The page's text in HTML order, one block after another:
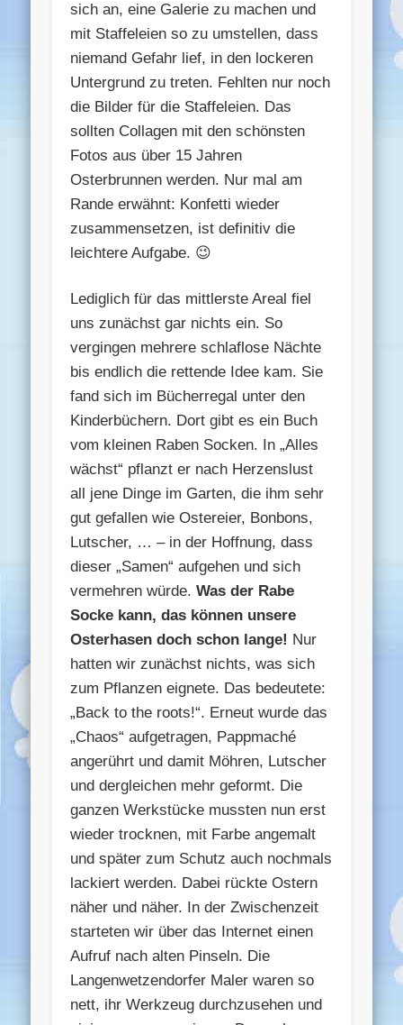
sich an, eine Galerie zu machen und
mit Staffeleien so zu umstellen, dass
niemand Gefahr lief, in den lockeren
Untergrund zu treten. Fehlten nur noch
die Bilder für die Staffeleien. Das
sollten Collagen mit den schönsten
Fotos aus über 15 Jahren
Osterbrunnen werden. Nur mal am
Rande erwähnt: Konfetti wieder
zusammensetzen, ist definitiv die
leichtere Aufgabe. 😉
Lediglich für das mittlerste Areal fiel
uns zunächst gar nichts ein. So
vergingen mehrere schlaflose Nächte
bis endlich die rettende Idee kam. Sie
fand sich im Bücherregal unter den
Kinderbüchern. Dort gibt es ein Buch
vom kleinen Raben Socken. In „Alles
wächst“ pflanzt er nach Herzenslust
all jene Dinge im Garten, die ihm sehr
gut gefallen wie Ostereier, Bonbons,
Lutscher, … – in der Hoffnung, dass
dieser „Samen“ aufgehen und sich
vermehren würde.Was der Rabe
Socke kann, das können unsere
Osterhasen doch schon lange! Nur
hatten wir zunächst nichts, was sich
zum Pflanzen eignete. Das bedeutete:
„Back to the roots!“. Erneut wurde das
„Chaos“ aufgetragen, Pappmaché
angerührt und damit Möhren, Lutscher
und dergleichen mehr geformt. Die
ganzen Werkstücke mussten nun erst
wieder trocknen, mit Farbe angemalt
und später zum Schutz auch nochmals
lackiert werden. Dabei rückte Ostern
näher und näher. In der Zwischenzeit
starteten wir über das Internet einen
Aufruf nach alten Pinseln. Die
Langenwetzendorfer Maler waren so
nett, ihr Werkzeug durchzusehen und